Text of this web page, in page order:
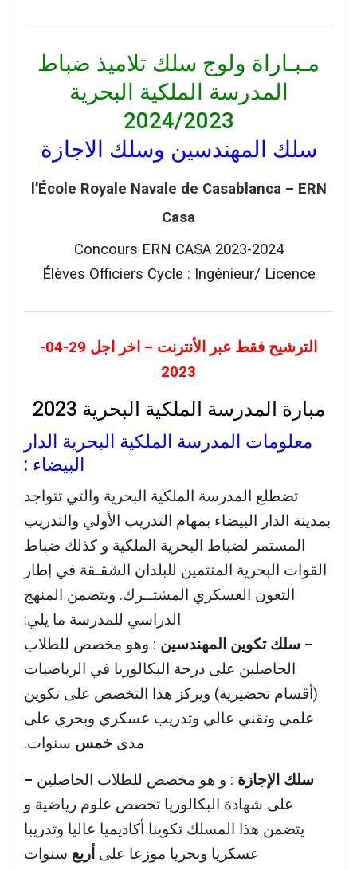
مـبـاراة ولوج سلك تلاميذ ضباط
المدرسة الملكية البحرية
2024/2023
سلك المهندسين وسلك الاجازة
l’École Royale Navale de Casablanca – ERN
Casa
Concours ERN CASA 2023-2024
Élèves Officiers Cycle : Ingénieur/ Licence
الترشيح فقط عبر الأنترنت – اخر اجل 29-04-
2023
مبارة المدرسة الملكية البحرية 2023
معلومات المدرسة الملكية البحرية الدار
البيضاء :
تضطلع المدرسة الملكية البحرية والتي تتواجد
بمدينة الدار البيضاء بمهام التدريب الأولي والتدريب
المستمر لضباط البحرية الملكية و كذلك ضباط
القوات البحرية المنتمين للبلدان الشقـقة في إطار
التعون العسكري المشتــرك. ويتضمن المنهج
الدراسي للمدرسة ما يلي:
– سلك تكوين المهندسين : وهو مخصص للطلاب
الحاصلين على درجة البكالوريا في الرياضيات
(أقسام تحضيرية) ويركز هذا التخصص على تكوين
علمي وتقني عالي وتدريب عسكري وبحري على
مدى خمس سنوات.
– سلك الإجازة : و هو مخصص للطلاب الحاصلين
على شهادة البكالوريا تخصص علوم رياضية و
يتضمن هذا المسلك تكوينا أكاديميا عاليا وتدريبا
عسكريا وبحريا موزعا على أربع سنوات